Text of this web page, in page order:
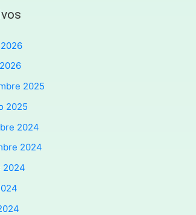
2025
2025
2024
2024
2024